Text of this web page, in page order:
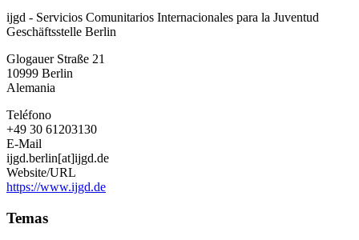
-
Servicios
Internacionales
ijgd - Servicios Comunitarios Internacionales para la Juventud
Geschäftsstelle Berlin
Glogauer Straße 21
10999 Berlin
Alemania
Teléfono
+49 30 61203130
E-Mail
ijgd.berlin[at]ijgd.de
Website/URL
https://www.ijgd.de
Temas